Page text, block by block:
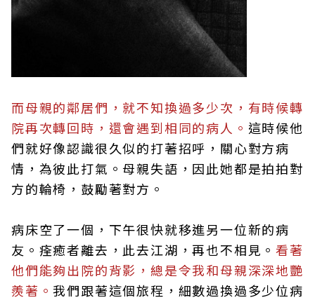
而母親的鄰居們，就不知換過多少次，有時候轉
院再次轉回時，還會遇到相同的病人。 這時候他
們就好像認識很久似的打著招呼，關心對方病
情，為彼此打氣。母親失語，因此她都是拍拍對
方的輪椅，鼓勵著對方。
病床空了一個，下午很快就移進另一位新的病
友。痊癒者離去，此去江湖，再也不相見。看著
他們能夠出院的背影，總是令我和母親深深地艷
羨著。我們跟著這個旅程，細數過換過多少位病